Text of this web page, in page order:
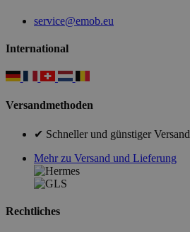
service@emob.eu
International
Versandmethoden
✔ Schneller und günstiger Versand
Mehr zu Versand und Lieferung
Rechtliches